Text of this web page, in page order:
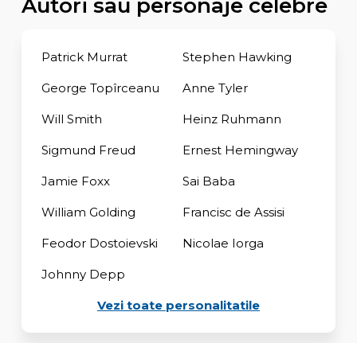
Autori sau personaje celebre
Patrick Murrat Stephen Hawking
George Topîrceanu Anne Tyler
Will Smith Heinz Ruhmann
Sigmund Freud Ernest Hemingway
Jamie Foxx Sai Baba
William Golding Francisc de Assisi
Feodor Dostoievski Nicolae Iorga
Johnny Depp
Vezi toate personalitatile